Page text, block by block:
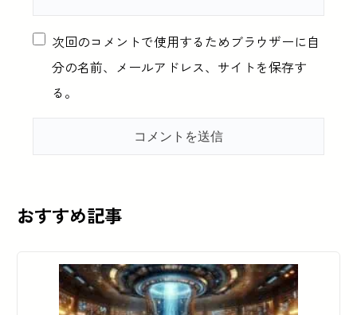
次回のコメントで使用するためブラウザーに自
分の名前、メールアドレス、サイトを保存す
る。
おすすめ記事